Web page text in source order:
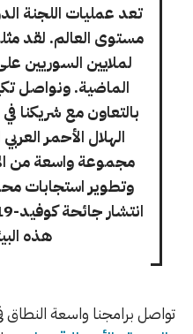
تعد عمليات اللجنة
مستوى العالم. لقد
لملايين السوريين
الماضية. ونواصل
بالتعاون مع شريكنا
الهلال الأحمر
مجموعة واسعة من
وتطوير استجابات
هذه
تواصل برامجنا واسعة النطاق